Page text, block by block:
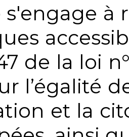
s'engage à
de la loi
l’égalité
et la